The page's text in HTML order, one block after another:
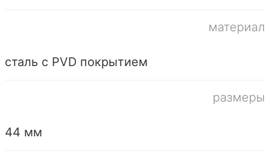
материал
сталь с PVD покрытием
размеры
44 мм